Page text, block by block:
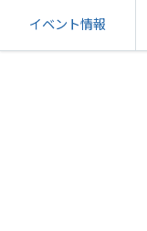
イベント情報